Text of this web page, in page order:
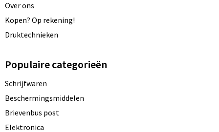
Over ons
Kopen? Op rekening!
Druktechnieken
Populaire categorieën
Schrijfwaren
Beschermingsmiddelen
Brievenbus post
Elektronica